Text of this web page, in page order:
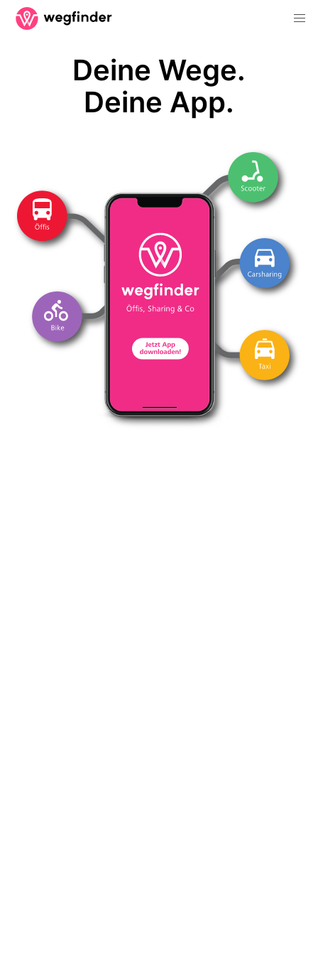
Deine Wege.
Deine App.